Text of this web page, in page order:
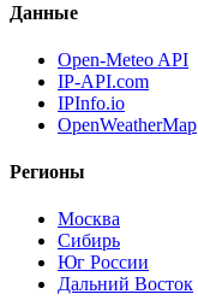
Данные
Open-Meteo API
IP-API.com
IPInfo.io
OpenWeatherMap
Регионы
Москва
Сибирь
Юг России
Дальний Восток